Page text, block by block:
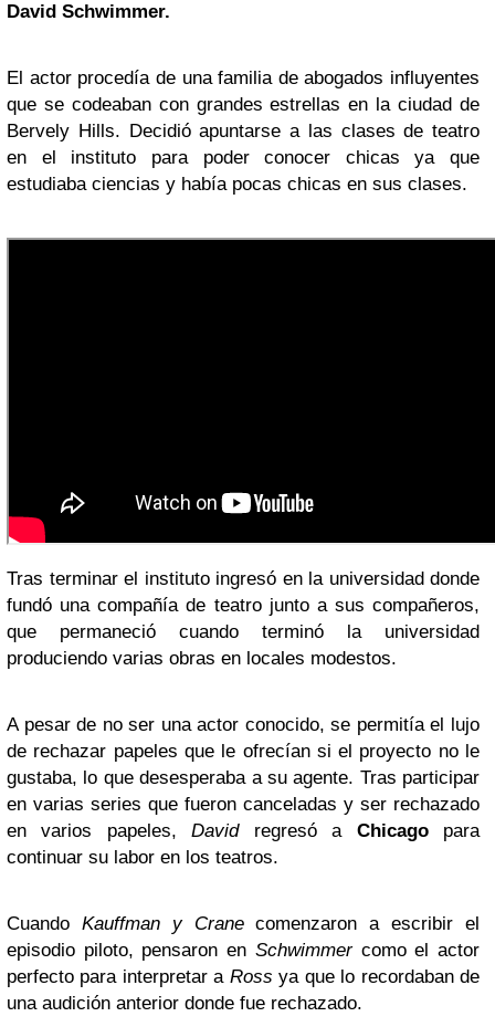
David Schwimmer.
El actor procedía de una familia de abogados influyentes
que se codeaban con grandes estrellas en la ciudad de
Bervely Hills. Decidió apuntarse a las clases de teatro
en el instituto para poder conocer chicas ya que
estudiaba ciencias y había pocas chicas en sus clases.
Tras terminar el instituto ingresó en la universidad donde
fundó una compañía de teatro junto a sus compañeros,
que permaneció cuando terminó la universidad
produciendo varias obras en locales modestos.
A pesar de no ser una actor conocido, se permitía el lujo
de rechazar papeles que le ofrecían si el proyecto no le
gustaba, lo que desesperaba a su agente. Tras participar
en varias series que fueron canceladas y ser rechazado
en varios papeles,Davidregresó a Chicagopara
continuar su labor en los teatros.
Cuando Kauffman y Cranecomenzaron a escribir el
episodio piloto, pensaron en Schwimmercomo el actor
perfecto para interpretar a Ross ya que lo recordaban de
una audición anterior donde fue rechazado.